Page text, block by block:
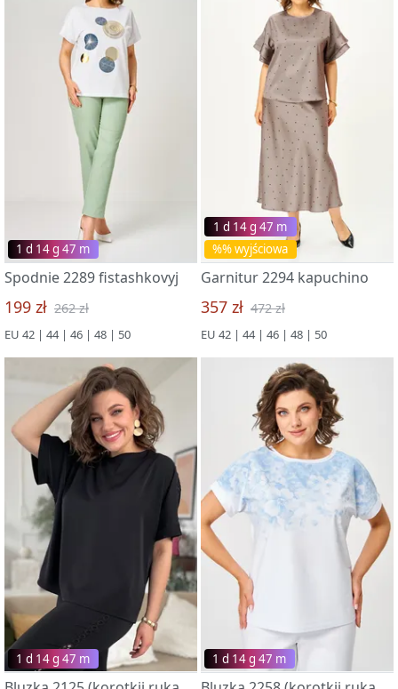
1 d 14 g 47 m
Spodnie 2289 fistashkovyj
199 zł 262 zł
EU 42 | 44 | 46 | 48 | 50
%% wyjściowa
1 d 14 g 47 m
Garnitur 2294 kapuchino
357 zł 472 zł
EU 42 | 44 | 46 | 48 | 50
1 d 14 g 47 m 1 d 14 g 47 m